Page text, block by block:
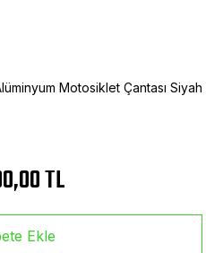
Motosiklet Çantası Siyah
TL
Ekle